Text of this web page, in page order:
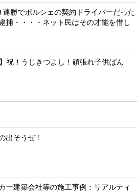
連勝でポルシェの契約ドライバーだった
捕・・・・ネット民はその才能を惜し
】祝！うじきつよし！頑張れ子供ばん
出そうぜ！
ー建築会社等の施工事例：リアルティ